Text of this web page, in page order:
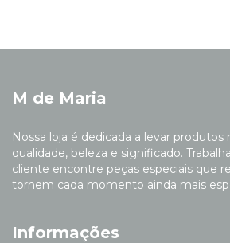
M de Maria
Nossa loja é dedicada a levar produtos
qualidade, beleza e significado.
cliente encontre peças especiais que
tornem cada momento ainda mais
Informações